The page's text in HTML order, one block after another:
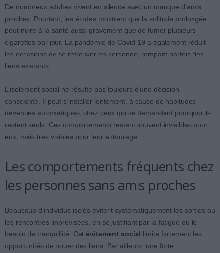
De nombreux adultes vivent en silence avec un manque d’amis
proches. Pourtant, les études montrent que la solitude prolongée
peut nuire à la santé aussi gravement que de fumer plusieurs
cigarettes par jour. La pandémie de Covid-19 a également réduit
les occasions de se retrouver en personne, rompant parfois des
liens existants.
L’isolement social ne résulte pas toujours d’une décision
consciente. Il peut s’installer lentement, à cause de habitudes
devenues automatiques, chez ceux qui se demandent pourquoi ils
restent seuls. Ces comportements restent souvent invisibles pour
eux, mais très visibles pour leur entourage.
Les comportements fréquents chez
les personnes sans amis proches
Beaucoup d’individus isolés évitent systématiquement les sorties ou
les rencontres improvisées, en se justifiant par la fatigue ou le
besoin de tranquillité. Cet évitement social limite fortement les
opportunités de nouer des liens. Par ailleurs, une forte